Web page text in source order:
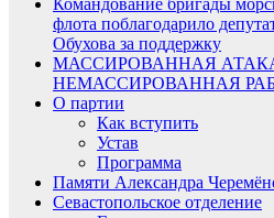
Командование бригады
флота поблагодарило
Обухова за поддержку
МАССИРОВАННАЯ
НЕМАССИРОВАННАЯ
О партии
Как вступить
Устав
Программа
Памяти Александра
Севастопольское отделение